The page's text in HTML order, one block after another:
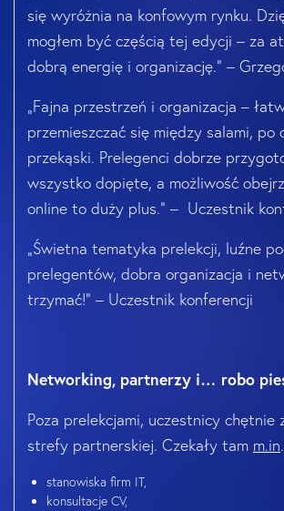
się wyróżnia na konfowym rynku.
mogłem być częścią tej edycji – za
dobrą energię i organizację.” –
„Fajna przestrzeń i organizacja –
przemieszczać się między salami, po
przekąski. Prelegenci dobrze
wszystko dopięte, a możliwość
online to duży plus.” – Uczestnik
„Świetna tematyka prelekcji, luźne
prelegentów, dobra organizacja i
trzymać!” – Uczestnik konferencji
Networking, partnerzy i… robo
Poza prelekcjami, uczestnicy chętnie
strefy partnerskiej. Czekały tam m.in
stanowiska firm IT,
konsultacje CV,